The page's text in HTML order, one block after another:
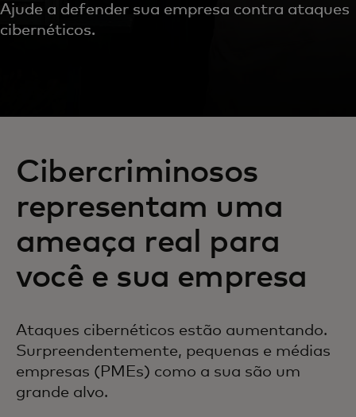
Ajude a defender sua empresa contra ataques
cibernéticos.
Cibercriminosos
representam uma
ameaça real para
você e sua empresa
Ataques cibernéticos estão aumentando.
Surpreendentemente, pequenas e médias
empresas (PMEs) como a sua são um
grande alvo.